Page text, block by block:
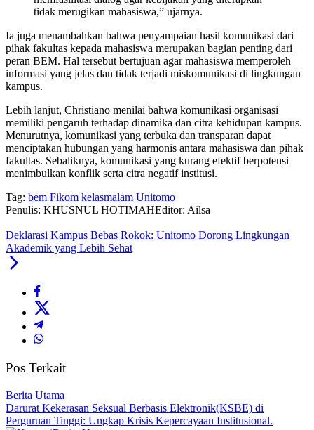
tidak merugikan mahasiswa,” ujarnya.
Ia juga menambahkan bahwa penyampaian hasil komunikasi dari
pihak fakultas kepada mahasiswa merupakan bagian penting dari
peran BEM. Hal tersebut bertujuan agar mahasiswa memperoleh
informasi yang jelas dan tidak terjadi miskomunikasi di lingkungan
kampus.
Lebih lanjut, Christiano menilai bahwa komunikasi organisasi
memiliki pengaruh terhadap dinamika dan citra kehidupan kampus.
Menurutnya, komunikasi yang terbuka dan transparan dapat
menciptakan hubungan yang harmonis antara mahasiswa dan pihak
fakultas. Sebaliknya, komunikasi yang kurang efektif berpotensi
menimbulkan konflik serta citra negatif institusi.
Tag: bem Fikom kelasmalam Unitomo
Penulis: KHUSNUL HOTIMAHEditor: Ailsa
Deklarasi Kampus Bebas Rokok: Unitomo Dorong Lingkungan
Akademik yang Lebih Sehat
Pos Terkait
Berita Utama
Darurat Kekerasan Seksual Berbasis Elektronik(KSBE) di
Perguruan Tinggi: Ungkap Krisis Kepercayaan Institusional.